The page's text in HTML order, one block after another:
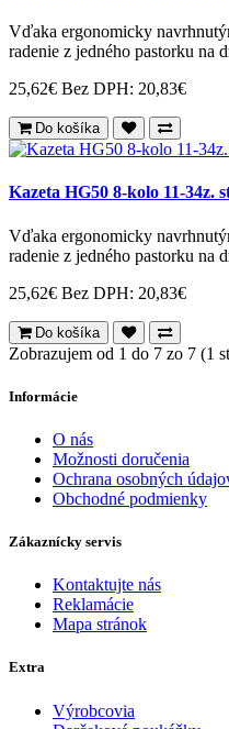
Vďaka ergonomicky
radenie z jedného pastorku na
25,62€ Bez DPH: 20,83€
Do košíka
Kazeta HG50 8-kolo 11-34z.
Vďaka ergonomicky
radenie z jedného pastorku na
25,62€ Bez DPH: 20,83€
Do košíka
Zobrazujem od 1 do 7 zo 7 (1
Informácie
O nás
Možnosti doručenia
Ochrana osobných
Obchodné podmienky
Zákaznícky servis
Kontaktujte nás
Reklamácie
Mapa stránok
Extra
Výrobcovia